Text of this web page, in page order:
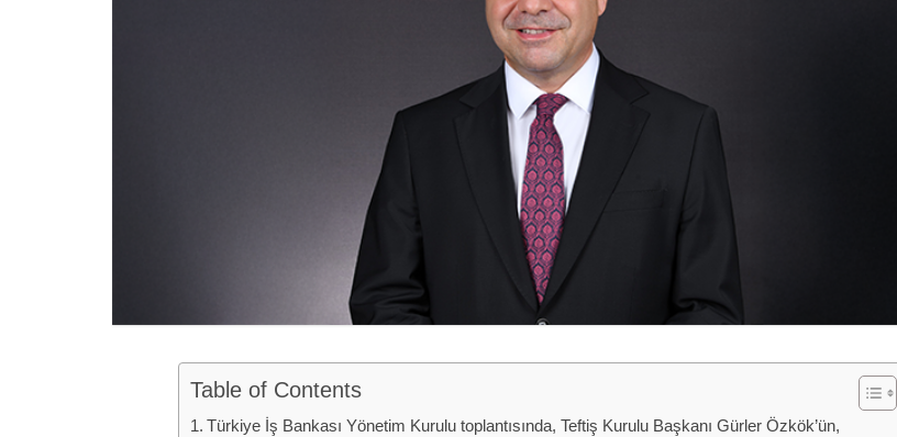
Table of Contents
Türkiye İş Bankası Yönetim Kurulu toplantısında, Teftiş Kurulu Başkanı Gürler Özkök’ün,